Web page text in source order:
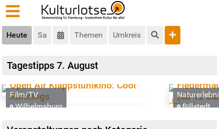
Heute Sa Themen Umkreis
Tagestipps 7. August
Open Air Klappstuhlkino: Cool
Runnings
Film/TV
Wilhelmsburg
(ab 12
Billstedt